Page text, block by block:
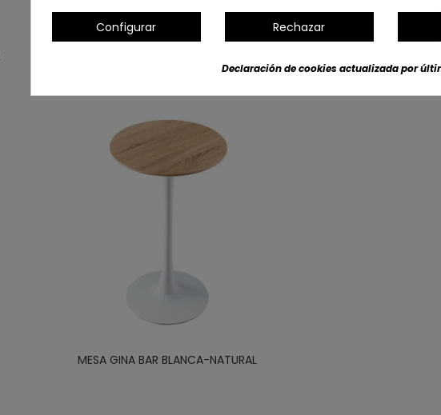
MESA GINA BAR BLANCA-NATURAL
Configurar Rechazar
Declaración de cookies actualizada por